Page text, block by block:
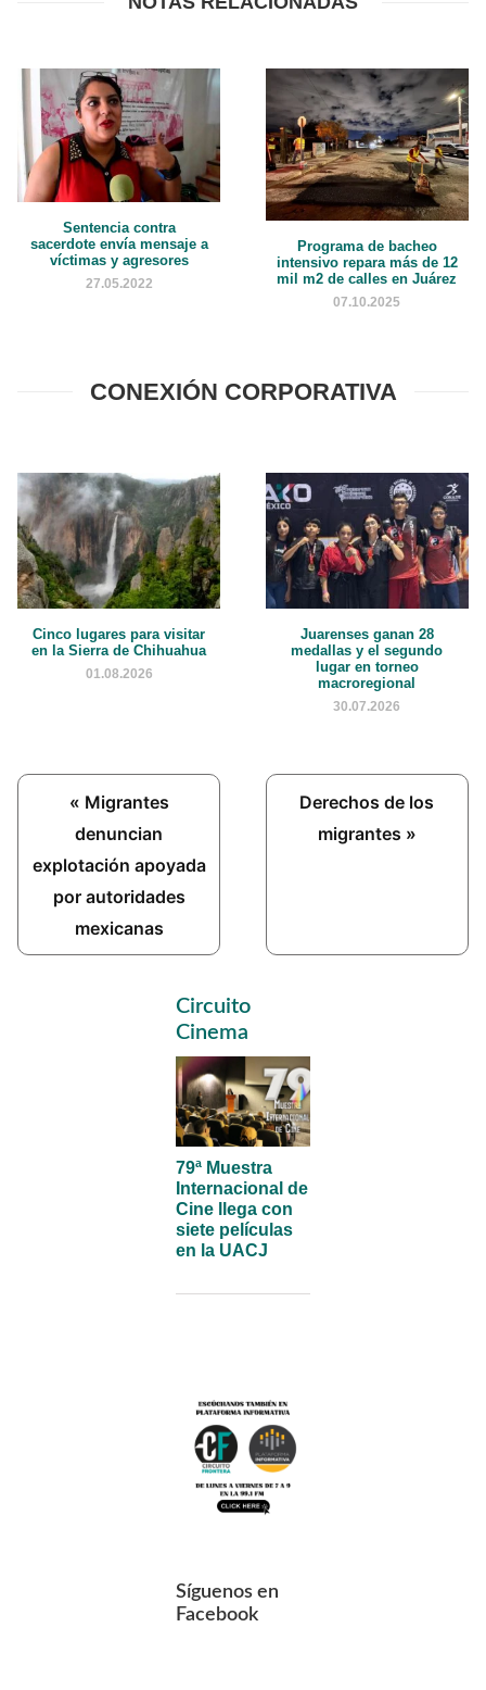
Sentencia contra
sacerdote envía mensaje a
víctimas y agresores
27.05.2022
Programa de bacheo
intensivo repara más de 12
mil m2 de calles en Juárez
07.10.2025
CONEXIÓN CORPORATIVA
Cinco lugares para visitar
en la Sierra de Chihuahua
01.08.2026
Juarenses ganan 28
medallas y el segundo
lugar en torneo
macroregional
30.07.2026
Previous
Post:
« Migrantes
denuncian
explotación apoyada
por autoridades
mexicanas
Next
Post:
Derechos de los
migrantes »
Primary
Sidebar
Circuito
Cinema
79ª Muestra
Internacional de
Cine llega con
siete películas
en la UACJ
Síguenos en
Facebook